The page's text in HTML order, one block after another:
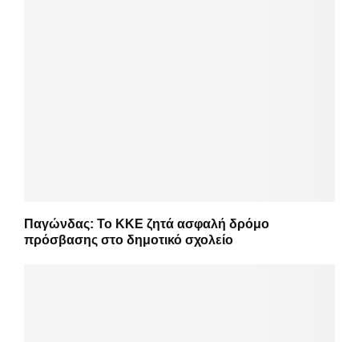
Παγώνδας: Το ΚΚΕ ζητά ασφαλή δρόμο
πρόσβασης στο δημοτικό σχολείο